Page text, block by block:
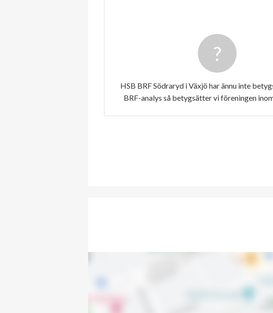
HSB BRF Södraryd i Växjö har ännu inte
BRF-analys så betygsätter vi föreningen